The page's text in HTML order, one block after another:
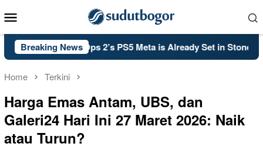
to
Menu
Breaking News
Duty: Black Ops 2’s PS5 Meta is Already Set in Stone
Home Terkini
Harga Emas Antam, UBS, dan
Galeri24 Hari Ini 27 Maret 2026: Naik
atau Turun?